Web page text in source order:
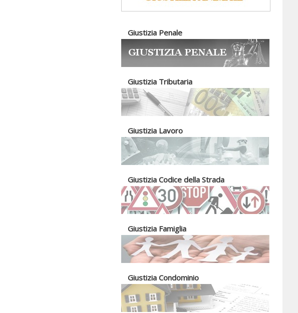
Giustizia Penale
Giustizia Tributaria
Giustizia Lavoro
Giustizia Codice della Strada
Giustizia Famiglia
Giustizia Condominio